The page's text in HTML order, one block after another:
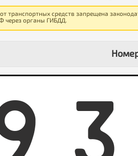
транспортных средств запрещена
через органы ГИБДД.